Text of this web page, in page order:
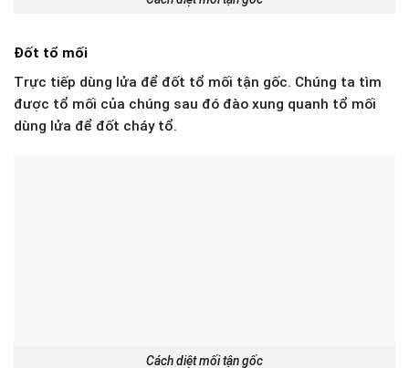
Đốt tổ mối
Trực tiếp dùng lửa để đốt tổ mối tận gốc. Chúng ta tìm
được tổ mối của chúng sau đó đào xung quanh tổ mối
dùng lửa để đốt cháy tổ.
Cách diệt mối tận gốc